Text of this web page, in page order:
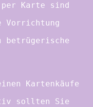
Karte sind
betrügerische
Kartenkäufe
sollten Sie